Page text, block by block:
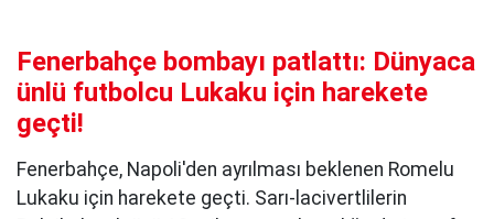
Fenerbahçe bombayı patlattı: Dünyaca
ünlü futbolcu Lukaku için harekete
geçti!
Fenerbahçe, Napoli'den ayrılması beklenen Romelu
Lukaku için harekete geçti. Sarı-lacivertlilerin